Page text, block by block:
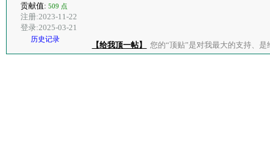
贡献值: 509 点
注册:2023-11-22
登录:2025-03-21
历史记录
【给我顶一帖】 您的“顶贴”是对我最大的支持、